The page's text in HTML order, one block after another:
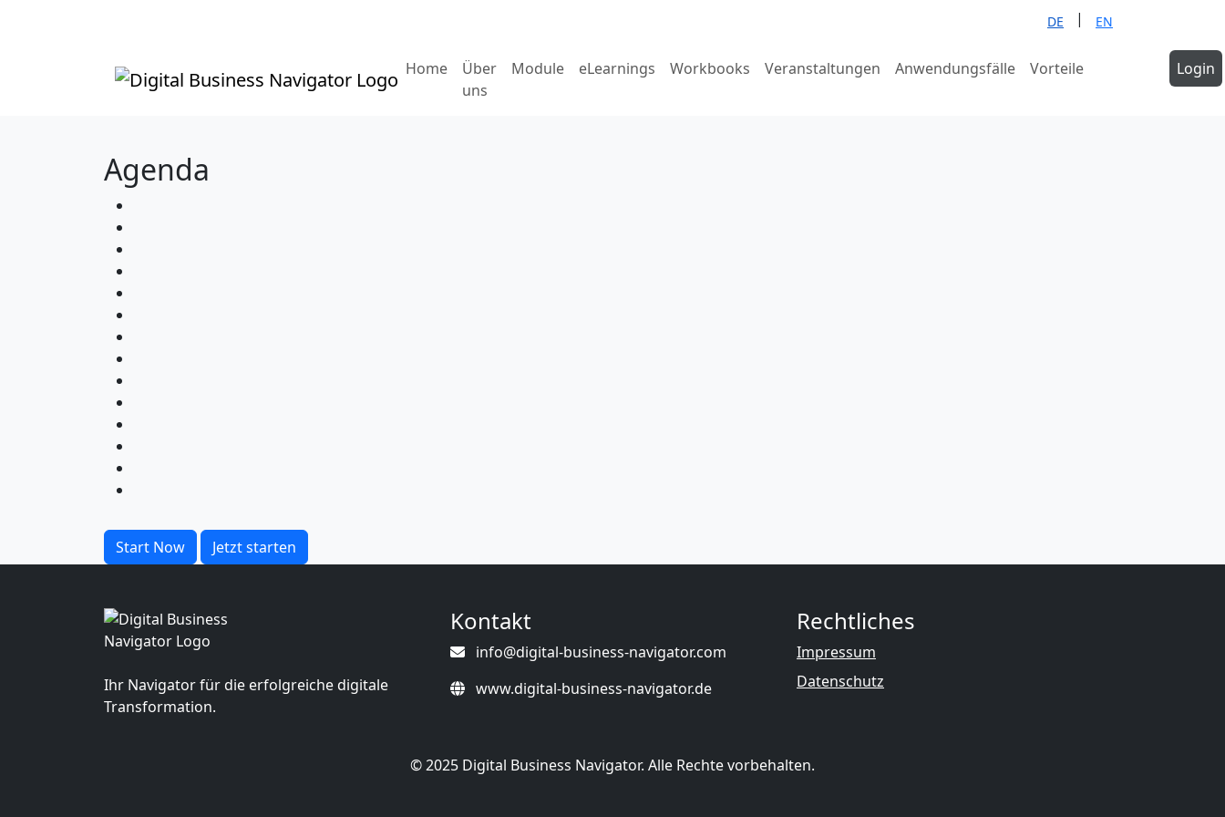
DE | EN
Home
Über
uns
Module eLearnings Workbooks Veranstaltungen Anwendungsfälle Vorteile Login
Agenda
Start Now Jetzt starten
Ihr Navigator für die erfolgreiche digitale
Transformation.
Kontakt
info@digital-business-navigator.com
www.digital-business-navigator.de
Rechtliches
Impressum
Datenschutz
© 2025 Digital Business Navigator. Alle Rechte vorbehalten.